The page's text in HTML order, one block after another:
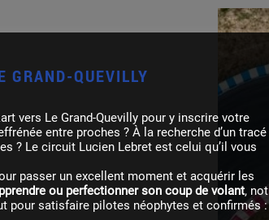
GRAND-QUEVILLY
vers Le Grand-Quevilly pour y inscrire votre
entre proches ? À la recherche d’un tracé
? Le circuit Lucien Lebret est celui qu’il vous
passer un excellent moment et acquérir les
ou perfectionner son coup de volant,
pour satisfaire pilotes néophytes et confirmés :